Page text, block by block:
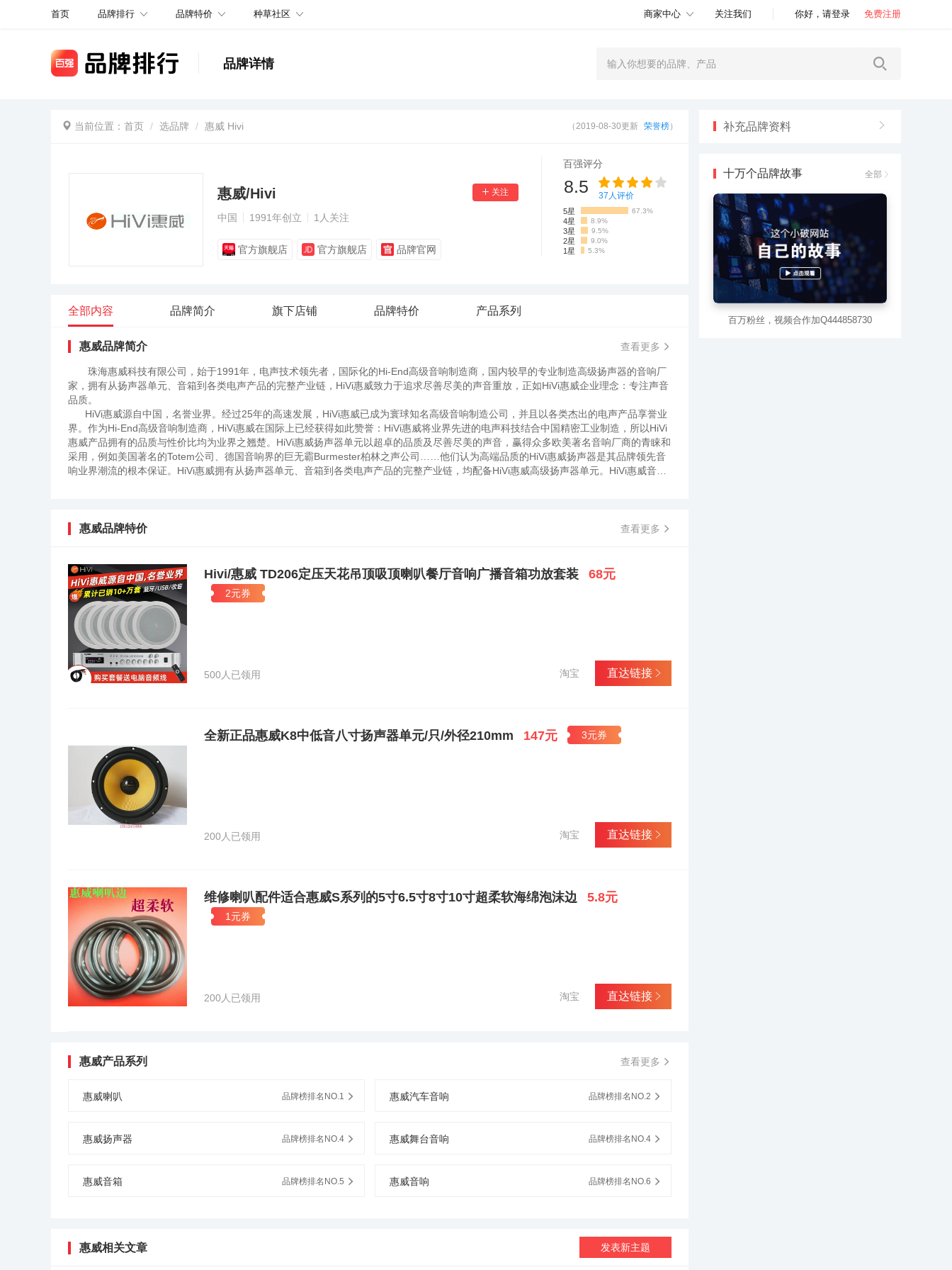
首页 品牌排行 品牌特价 种草社区 商家中心 关注我们 你好，请登录 免费注册
品牌详情
当前位置： 首页 选品牌 惠威 Hivi （2019-08-30更新 荣誉榜）
惠威/Hivi
中国 1991年创立 1 人关注
官方旗舰店 官方旗舰店 品牌官网
百强评分
8.5 37 人评价
5星 67.3%
4星 8.9%
3星 9.5%
2星 9.0%
1星 5.3%
全部内容 品牌简介 旗下店铺 品牌特价 产品系列
惠威品牌简介 查看更多
珠海惠威科技有限公司，始于1991年，电声技术领先者，国际化的Hi-End高级音响制造商，国内较早的专业制造高级扬声器的音响厂
家，拥有从扬声器单元、音箱到各类电声产品的完整产业链，HiVi惠威致力于追求尽善尽美的声音重放，正如HiVi惠威企业理念：专注声音
品质。
HiVi惠威源自中国，名誉业界。经过25年的高速发展，HiVi惠威已成为寰球知名高级音响制造公司，并且以各类杰出的电声产品享誉业
界。作为Hi-End高级音响制造商，HiVi惠威在国际上已经获得如此赞誉：HiVi惠威将业界先进的电声科技结合中国精密工业制造，所以HiVi
惠威产品拥有的品质与性价比均为业界之翘楚。HiVi惠威扬声器单元以超卓的品质及尽善尽美的声音，赢得众多欧美著名音响厂商的青睐和
采用，例如美国著名的Totem公司、德国音响界的巨无霸Burmester柏林之声公司……他们认为高端品质的HiVi惠威扬声器是其品牌领先音
响业界潮流的根本保证。HiVi惠威拥有从扬声器单元、音箱到各类电声产品的完整产业链，均配备HiVi惠威高级扬声器单元。HiVi惠威音箱
CES消费电子大展上，HiVi惠威以等磁场带式旗舰荣获“Best of CES 2003 High-End Audio Finalists ”大奖，这是国际音响界的至高荣誉！
惠威的高端扬声器研发和制造已进入新的纪元。惠威总部SwansSpeakerSystems,Inc.设在美国加州洛杉矶市，是惠威Hi-ViRESEARCH的
管理，电声技术研究和高级零部件生产中心。惠威Hi-ViRESEARCH在经过短短十多年的高速发展，已成为世界顶级的扬声器制造跨国公
司。在世界各地，从 美洲到欧洲，从亚洲到澳洲，无论是高级音响器材店还是电脑超市，几乎都能看到时尚的Hi-ViRESEARCH产品，听到
Hi-ViRESEARCH所带来的完美声音。HiVi惠威在经过十五年的高速发展，已成为世界顶级的扬声器及音箱制造跨国公司。作为世界著名的
Hi-End高级扬声器制造商，HiVi惠威在国际上已经获得这样的评价：“HiVi将世界最顶级的电声科技结合国际化的本土生产，所以HiVi产品拥
有世界一流的设计和最合理的价格成本。”一元人民币=一块美金？HiVi产品性能价格比和国外同类产品相比相差10倍以上，也就是可以用一
元人民币买到美国一美金的产品。如采用HiVi D6单元的美国Totem公司Forest音箱，售价3300美元，而采用同样D6单元的杜希D3.1超值版
只需要3000元左右人民币！HiVi惠威卓著的品质和尽善尽美的声音，吸引越来越多的欧美国际著名音响厂商使用HiVi的扬声器单元用于他们
自己的产品上，例如美国著名的Totem公司、德国音响界的超级巨无霸Burmester柏林之声公司、德国BVU公司......他们认为世界一流的
活哲学。而这一哲学被认同的基础，就是渴望去创造杰出的成就，并追求新的完美。HiVi与这些成功人士紧密相连，共同分享HiVi卓而不凡
的生活品位。HiVi惠威总部Swans Speaker Systems, Inc.公司设在美国洛杉矶市，是HiVi的管理、电声技术研究和高级扬声器零部件生产
中心。公司发展HiVi于1995年已经成为美国扬声器制造协会会员企业(ALMA)。HiVi于1996年已经成为美国消费电子产品协会会员企业
(CEA)。HiVi于1997年收购美国著名高级音响制造商Swans公司。1997年HiVi发明了享誉世界的等磁场带式扬声器，奠定了HiVi在国际电声
界的科技领先地位。2003年HiVi在美国拉斯维加斯CES2003 消费电子大展上，HiVi超级旗舰Swans 2.2带式扬声器荣获“Best of CES2003
High-End Audio Finalists”大奖；这是中国音响界在国际上首次获得的最高荣誉！2004年HiVi建造了亚洲最大的专业级电声测量消声室，进
一步巩固了HiVi在电声研发领域的领先地位；2005年HiVi在美国拉斯维加斯CES2005消费电子大展上，再次荣获“Best of CES Ultimate
Audio Finalist”最佳CES高级音响冠军组大奖，成为史上唯一两次勇夺该项大奖的国际音响企业。HiVi追求人类优秀文化的融合，Acoustic
Design A Modern Art.品牌建设惠威Hi-ViRESEARCH卓著的品质和尽善尽美的声音，吸引越来越多的欧美著名音响厂商使用惠威的扬声器
品拥有世界一流的设计同时性价比达至极限。”一元人民币=一美金？惠威Hi-ViRESEARCH产品性能价格比和国外同类产品相比相差10倍以
上，也就是可以用一元人民币买到美国一美金的产品。 如采用惠威D6单元的美国Totem公司Forest音箱，在美国售价高达3300美元，而采
用同样D6单元的杜希D3.1超值版只需要3000元左右人民币！技术发展惠威Hi-ViRESEARCH拥有世界上最好的电声工程师！
SwansSpeakerSystems,Inc.是一家有20年高级音响产品生产经验的老牌美国音响公司， 1997年被惠威收购，原公司总裁世界闻名的电声
设计大师FrankHale成为惠威首席设计师。惠威Hi-ViRESEARCH聘请的工程师都是世界上最优秀的电声专家，他们来自世界各地，曾在世
界著名的扬声器公司工作过， 对世界电声界非常熟悉，有丰富的实际设计经验。当惠威设计新产品时，总是要求他们尽可能超越以前的设
计，并对他们的设计不做任何限制，希望他们设计的产品能保持自己的风格， 使惠威永远保持技术领先的地位。今天，当惠威工程师在开
发出声音表现远远超过它售价的扬声器系统的同时，也生产一些世界上最顶级扬声器系统， 例如惠威旗舰系列扬声器系统，这完全归功于
惠威工程师对电声转换的深刻理解。惠威Hi-ViRESEARCH一流的研究设施和开发手段！研发中心惠威Hi-ViRESEARCH在美国加州洛杉矶
ViRESEARCH知道在扬声器设计中应当怎样做，由于他们使用的是同一公司生产的扬声器，设计师对系统中所用的单元很熟悉，有助于他
威Hi-ViRESEARCH在亚洲中国有两个生产基地，全部通过ISO9002国际质量管理体系认证。音箱生产基地装配全套由美国、 丹麦、意大利
扬声器制造 协会会员企业(ALMA)。惠威荣誉卓越非凡，惠威Hi-Vi RESEARCH屡获国际殊荣！2008年底，在美国CES2009的展前评选
（CEA）公布国际消费电子展CES2006年度Technology Is A Girl 's Best Friend Award （Tech Girl）CES最受女性喜爱产品大奖。2005年,
发烧音响大展。同时，惠威T600HT赢得了2003 THE HOME ENTERTAINMENT SHOW发烧音响大展颁发的“The Most Innovative
Speaker Design Award最高扬声器创新设计大奖”。2002年美国Las Vegas 拉斯维加斯CES2002电子音响大展惠威豪廷一号超级影院统夺
惠威品牌特价 查看更多
Hivi/惠威 TD206定压天花吊顶吸顶喇叭餐厅音响广播音箱功放套装 68元
2元券
500人已领用 直达链接
淘宝
全新正品惠威K8中低音八寸扬声器单元/只/外径210mm 147元 3元券
200人已领用 直达链接
淘宝
维修喇叭配件适合惠威S系列的5寸6.5寸8寸10寸超柔软海绵泡沫边 5.8元
1元券
200人已领用 直达链接
淘宝
惠威产品系列 查看更多
惠威喇叭 品牌榜排名NO.1 惠威汽车音响 品牌榜排名NO.2
惠威扬声器 品牌榜排名NO.4 惠威舞台音响 品牌榜排名NO.4
惠威音箱 品牌榜排名NO.5 惠威音响 品牌榜排名NO.6
惠威相关文章 发表新主题
补充品牌资料
十万个品牌故事 全部
百万粉丝，视频合作加Q444858730